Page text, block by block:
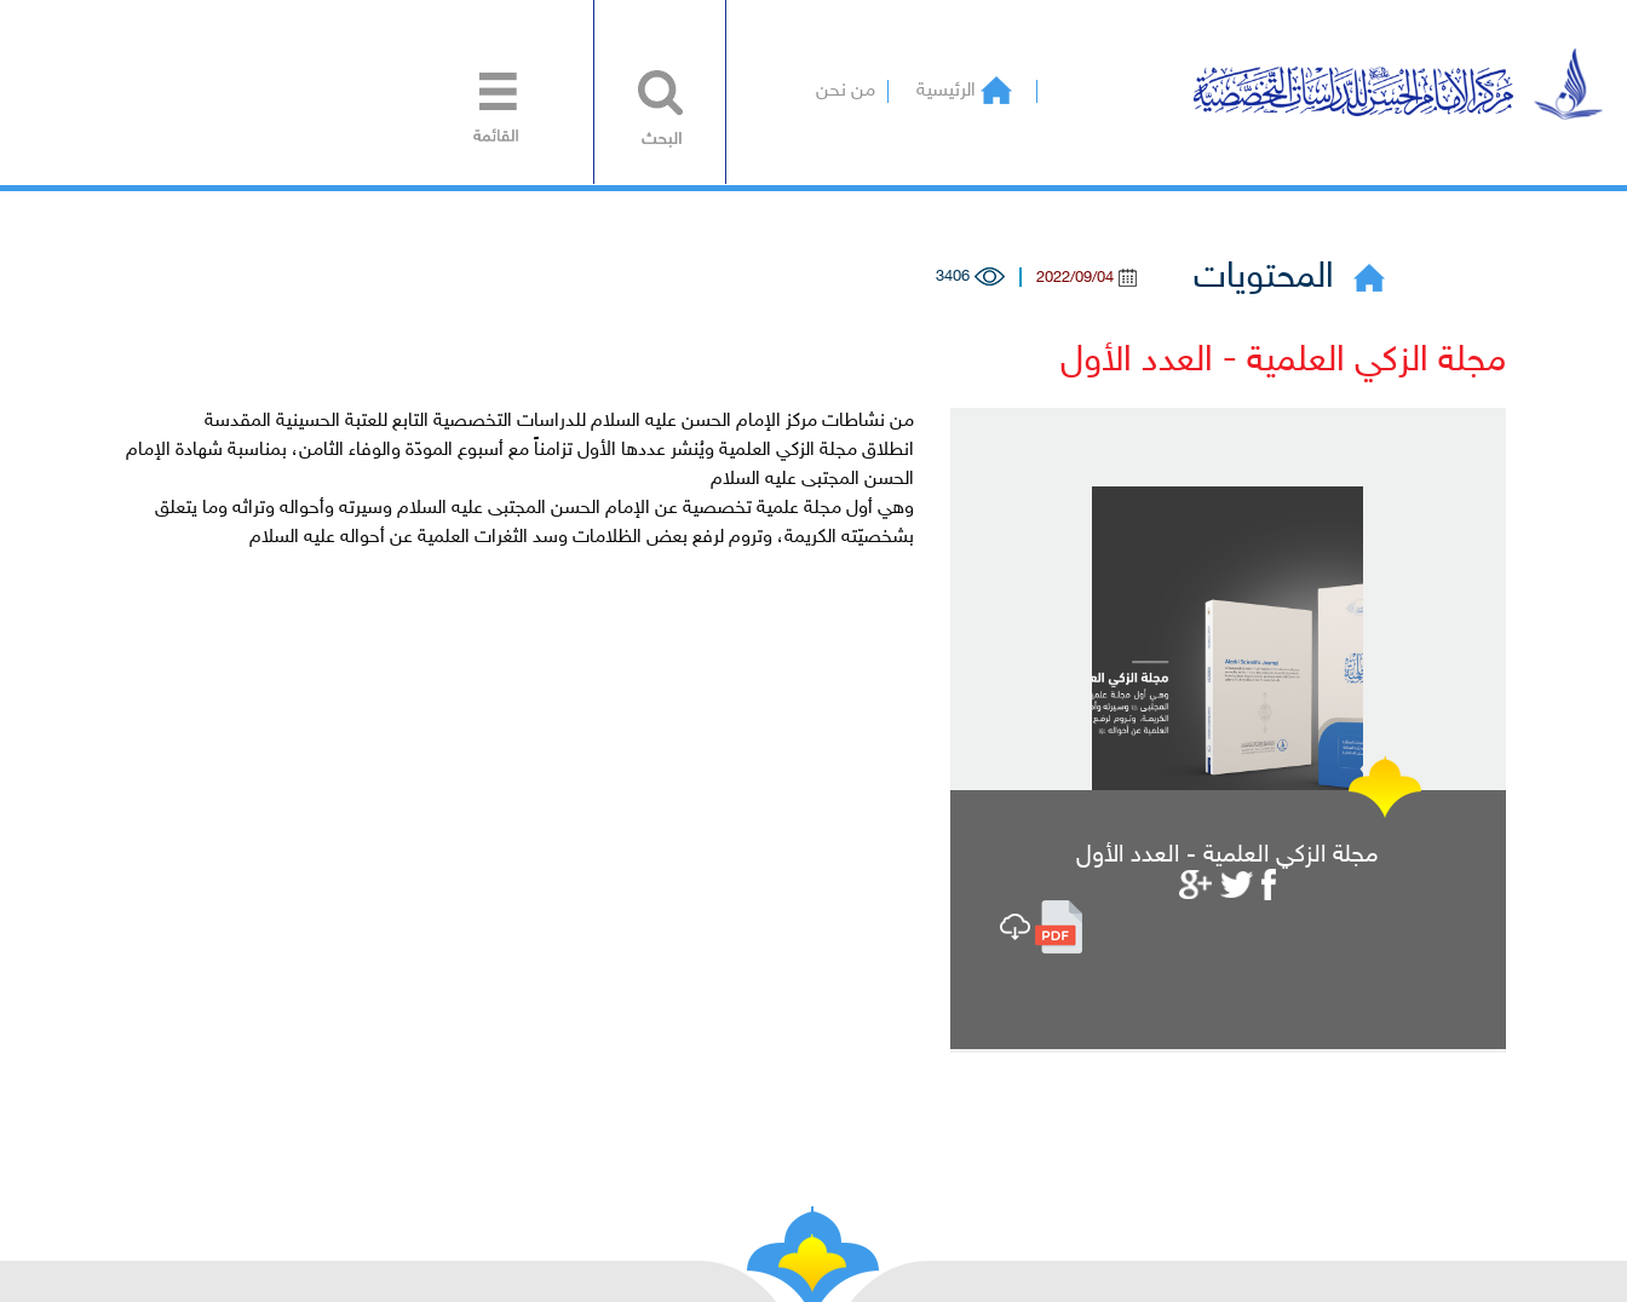
الرئيسية من نحن
المحتويات
مجلة الزكي العلمية - العدد الأول
مجلة الزكي العلمية - العدد الأول
من نشاطات مركز الإمام الحسن عليه السلام للدراسات التخصصية التابع للعتبة الحسينية المقدسة
انطلاق مجلة الزكي العلمية ويُنشر عددها الأول تزامناً مع أسبوع المودّة والوفاء الثامن، بمناسبة شهادة الإمام
الحسن المجتبى عليه السلام
وهي أول مجلة علمية تخصصية عن الإمام الحسن المجتبى عليه السلام وسيرته وأحواله وتراثه وما يتعلق
بشخصيّته الكريمة، وتروم لرفع بعض الظلامات وسد الثغرات العلمية عن أحواله عليه السلام